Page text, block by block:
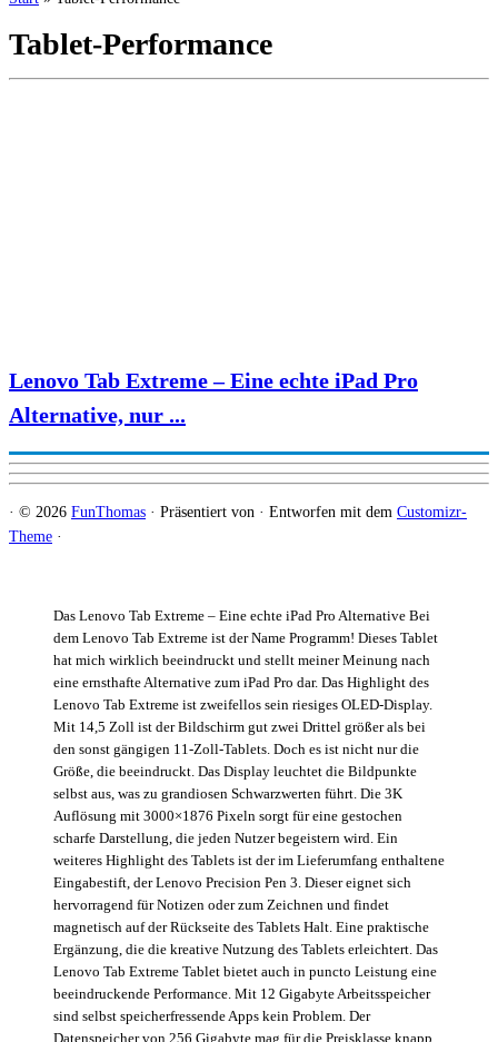
Tablet-Performance
Das Lenovo Tab Extreme – Eine echte iPad Pro Alternative Bei
dem Lenovo Tab Extreme ist der Name Programm! Dieses Tablet
hat mich wirklich beeindruckt und stellt meiner Meinung nach
eine ernsthafte Alternative zum iPad Pro dar. Das Highlight des
Lenovo Tab Extreme ist zweifellos sein riesiges OLED-Display.
Mit 14,5 Zoll ist der Bildschirm gut zwei Drittel größer als bei
den sonst gängigen 11-Zoll-Tablets. Doch es ist nicht nur die
Größe, die beeindruckt. Das Display leuchtet die Bildpunkte
selbst aus, was zu grandiosen Schwarzwerten führt. Die 3K
Auflösung mit 3000×1876 Pixeln sorgt für eine gestochen
scharfe Darstellung, die jeden Nutzer begeistern wird. Ein
weiteres Highlight des Tablets ist der im Lieferumfang enthaltene
Eingabestift, der Lenovo Precision Pen 3. Dieser eignet sich
hervorragend für Notizen oder zum Zeichnen und findet
magnetisch auf der Rückseite des Tablets Halt. Eine praktische
Ergänzung, die die kreative Nutzung des Tablets erleichtert. Das
Lenovo Tab Extreme Tablet bietet auch in puncto Leistung eine
beeindruckende Performance. Mit 12 Gigabyte Arbeitsspeicher
sind selbst speicherfressende Apps kein Problem. Der
Datenspeicher von 256 Gigabyte mag für die Preisklasse knapp
Lenovo Tab Extreme – Eine echte iPad Pro
Alternative, nur ...
· © 2026 FunThomas · Präsentiert von · Entworfen mit dem Customizr-
Theme ·